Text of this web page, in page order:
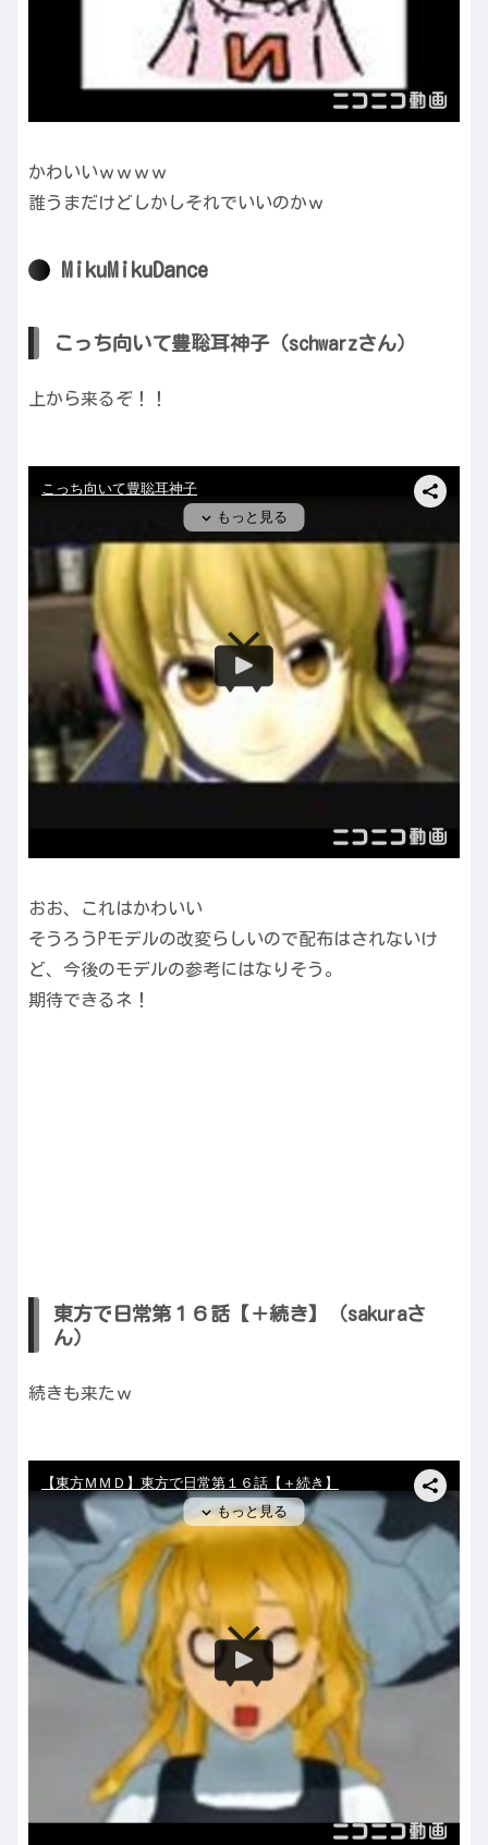
かわいいｗｗｗｗ
誰うまだけどしかしそれでいいのかｗ
MikuMikuDance
こっち向いて豊聡耳神子（schwarzさん）
上から来るぞ！！
おお、これはかわいい
そうろうPモデルの改変らしいので配布はされないけ
ど、今後のモデルの参考にはなりそう。
期待できるネ！
東方で日常第１６話【＋続き】（sakuraさ
ん）
続きも来たｗ